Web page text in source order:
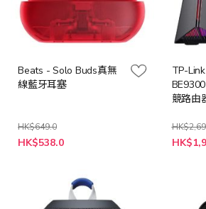
Beats - Solo Buds真無
線藍牙耳塞
HK$649.0
HK$538.0
TP-
競路由
特
殊